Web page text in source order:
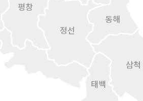
동해
삼척
정선
태백
평창